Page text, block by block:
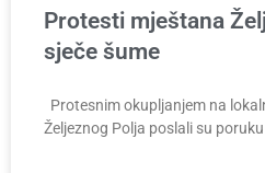
Protesti mještana
sječe šume
Protesnim okupljanjem na
Željeznog Polja poslali su